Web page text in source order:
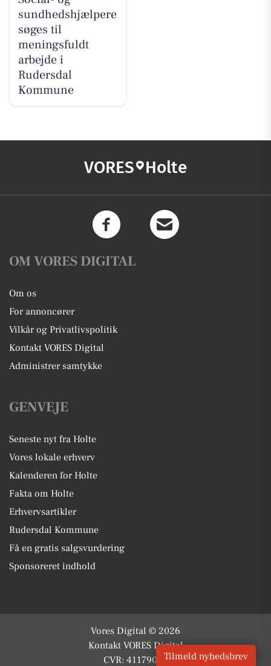
sundhedshjælpere
søges til
meningsfuldt
arbejde i
Rudersdal
Kommune
VORES Holte
OM VORES DIGITAL
Om os
For annoncører
Vilkår og Privatlivspolitik
Kontakt VORES Digital
Administrer samtykke
GENVEJE
Seneste nyt fra Holte
Vores lokale erhverv
Kalenderen for Holte
Fakta om Holte
Erhvervsartikler
Rudersdal Kommune
Få en gratis salgsvurdering
Sponsoreret indhold
Vores Digital © 2026
Kontakt VORES Digital
CVR: 41179082Tilmeld nyhedsbrev